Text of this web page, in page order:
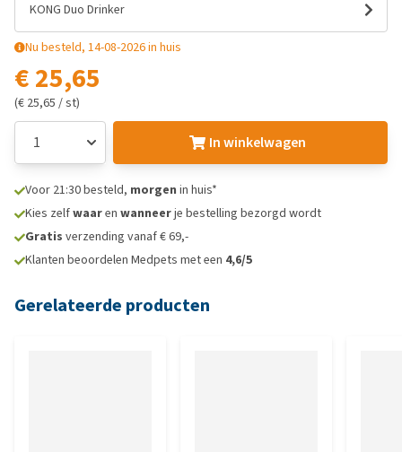
KONG Duo Drinker
Nu besteld, 14-08-2026 in huis
€ 25,65
(€ 25,65 / st)
In winkelwagen
Voor 21:30 besteld, morgen in huis*
Kies zelfwaaren wanneerje bestelling bezorgd wordt
Gratis verzending vanaf € 69,-
Klanten beoordelen Medpets met een 4,6/5
Gerelateerde producten